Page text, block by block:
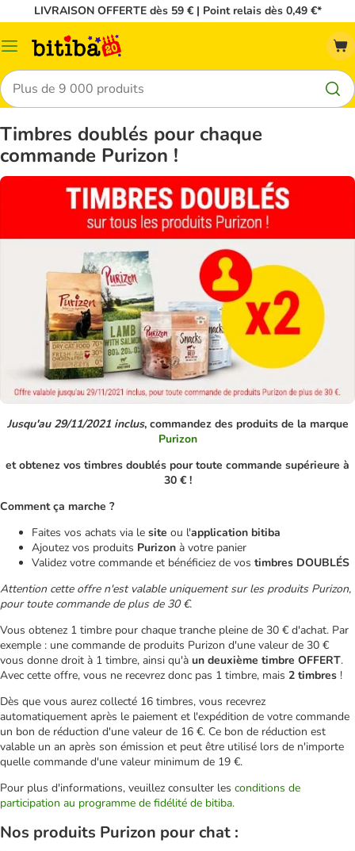
LIVRAISON OFFERTE dès 59 € | Point relais dès 0,49 €*
Menu
Rechercher
Timbres doublés pour chaque
commande Purizon !
Jusqu'au 29/11/2021 inclus, commandez des produits de la marque
Purizon
et obtenez vos timbres doublés pour toute commande supérieure à
30 € !
Comment ça marche ?
Faites vos achats via le site ou l'application bitiba
Ajoutez vos produits Purizon à votre panier
Validez votre commande et bénéficiez de vos timbres DOUBLÉS
Attention cette offre n'est valable uniquement sur les produits Purizon,
pour toute commande de plus de 30 €.
Vous obtenez 1 timbre pour chaque tranche pleine de 30 € d'achat. Par
exemple : une commande de produits Purizon d'une valeur de 30 €
vous donne droit à 1 timbre, ainsi qu'à un deuxième timbre OFFERT.
Avec cette offre, vous ne recevrez donc pas 1 timbre, mais 2 timbres !
Dès que vous aurez collecté 16 timbres, vous recevrez
automatiquement après le paiement et l'expédition de votre commande
un bon de réduction d'une valeur de 16 €. Ce bon de réduction est
valable un an après son émission et peut être utilisé lors de n'importe
quelle commande d'une valeur minimum de 19 €.
Pour plus d'informations, veuillez consulter les conditions de
participation au programme de fidélité de bitiba.
Nos produits Purizon pour chat :